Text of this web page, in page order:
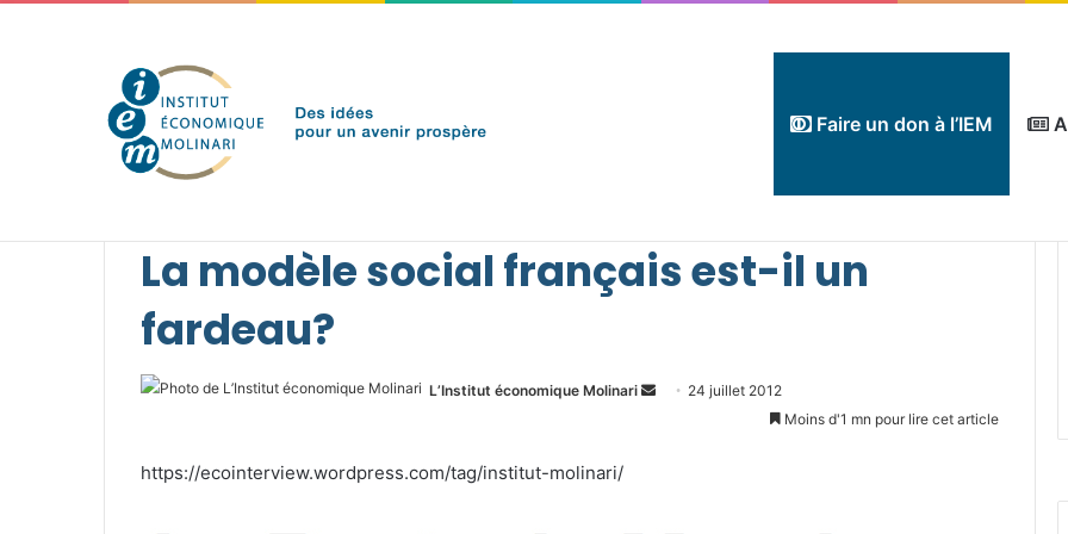
Faire un don à l’IEM
samedi 8 août 2026 Brèves de l'IEM
La modèle social français est-il un
fardeau?
L’Institut économique Molinari
Envoyer24 juillet 2012
Moins d'1 mn pour lire cet article
https://ecointerview.wordpress.com/tag/institut-molinari/